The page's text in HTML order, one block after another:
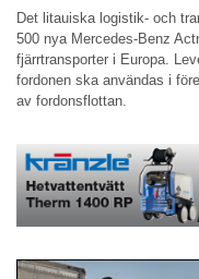
Det litauiska logistik- och
500 nya Mercedes-Benz
fjärrtransporter i Europa.
fordonen ska användas i
av fordonsflottan.